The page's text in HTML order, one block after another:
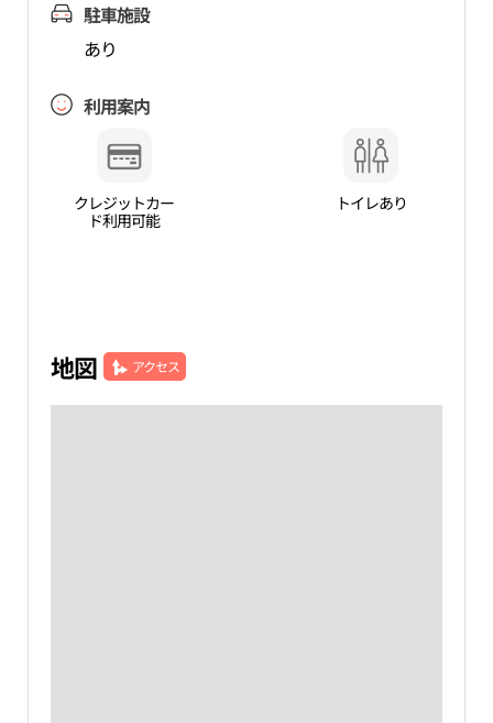
駐車施設
あり
利用案内
クレジットカー
ド利用可能
トイレあり
地図 アクセス